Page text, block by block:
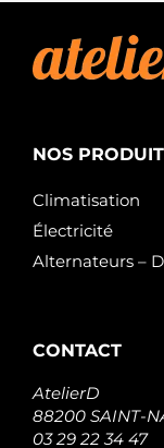
NOS
Climatisation
Électricité
Alternateurs –
CONTACT
AtelierD
88200 SAINT-
03 29 22 34 47